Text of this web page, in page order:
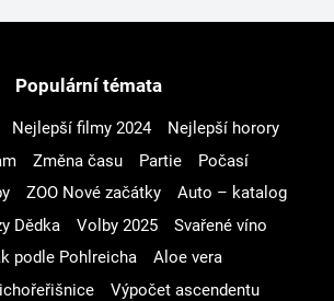
Populární témata
Nejlepší filmy 2024
Nejlepší horory
Změna času Partie
Počasí
ZOO Nové začátky
Auto – katalog
Dědka
Volby 2025
Svařené víno
podle Pohlreicha
Aloe vera
Výpočet ascendentu